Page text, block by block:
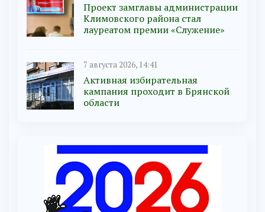
Проект замглавы администрации
Климовского района стал
лауреатом премии «Служение»
7 августа 2026, 14:41
Активная избирательная
кампания проходит в Брянской
области